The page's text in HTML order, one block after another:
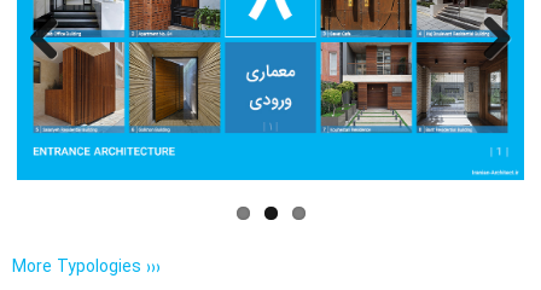
Previo
us
Next
More Typologies ›››